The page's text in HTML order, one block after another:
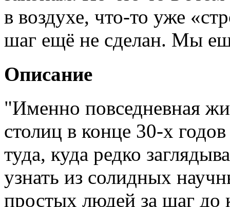
в воздухе, что-то уже
шаг ещё не сделан. Мы
Описание
"Именно повседневная
столиц в конце 30-х
туда, куда редко
узнать из солидных
простых людей за шаг до